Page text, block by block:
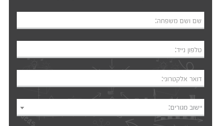
שם ושם משפחה:
טלפון נייד:
דואר אלקטרוני:
יישוב מגורים: